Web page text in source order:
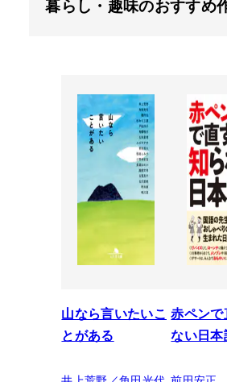
暮らし・趣味のおすすめ
山なら言いたいこ
とがある
赤ペンで
ない日本